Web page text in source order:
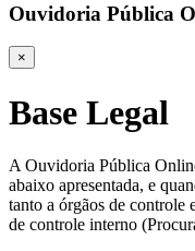
Ouvidoria Pública
×
Base Legal
A Ouvidoria Pública
abaixo apresentada, e
tanto a órgãos de
de controle interno